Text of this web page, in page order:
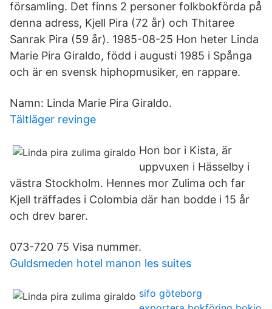
församling. Det finns 2 personer folkbokförda på
denna adress, Kjell Pira (72 år) och Thitaree
Sanrak Pira (59 år). 1985-08-25 Hon heter Linda
Marie Pira Giraldo, född i augusti 1985 i Spånga
och är en svensk hiphopmusiker, en rappare.
Namn: Linda Marie Pira Giraldo.
Tältläger revinge
Hon bor i Kista, är
uppvuxen i Hässelby i
västra Stockholm. Hennes mor Zulima och far
Kjell träffades i Colombia där han bodde i 15 år
och drev barer.
073-720 75 Visa nummer.
Guldsmeden hotel manon les suites
sifo göteborg